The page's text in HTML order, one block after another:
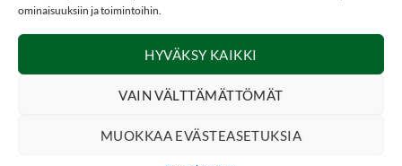
ominaisuuksiin ja toimintoihin.
HYVÄKSY KAIKKI
VAIN VÄLTTÄMÄTTÖMÄT
MUOKKAA EVÄSTEASETUKSIA
LÄMPÖKAMERAT JA LÄMPÖTÄHTÄIN
Lämpökamera
NETD <20mK | 8x
1890,00